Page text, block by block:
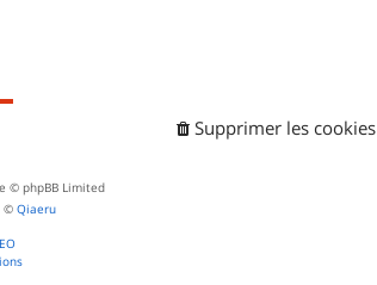
Supprimer les cookies
© phpBB Limited
© Qiaeru